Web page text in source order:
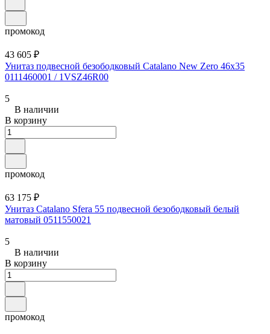
промокод
43 605 ₽
Унитаз подвесной безободковый Catalano New Zero 46x35
0111460001 / 1VSZ46R00
5
В наличии
В корзину
промокод
63 175 ₽
Унитаз Catalano Sfera 55 подвесной безободковый белый
матовый 0511550021
5
В наличии
В корзину
промокод